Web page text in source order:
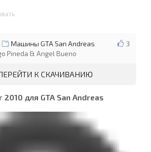
3
Машины GTA San Andreas
Pineda & Angel Bueno
К СКАЧИВАНИЮ
для GTA San Andreas